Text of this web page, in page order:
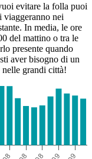
evitare la folla puoi
viaggeranno nei
In media, le ore
del mattino o tra le
presente quando
aver bisogno di un
grandi città!